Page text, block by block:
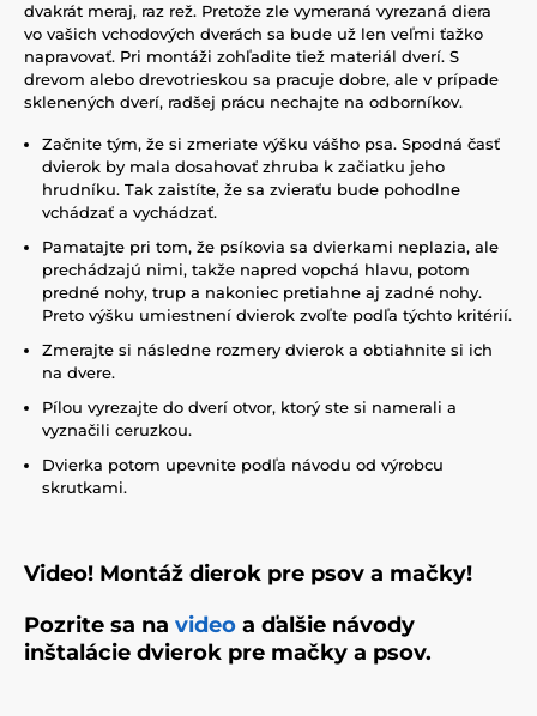
dvakrát meraj, raz rež. Pretože zle vymeraná vyrezaná diera
vo vašich vchodových dverách sa bude už len veľmi ťažko
napravovať. Pri montáži zohľadite tiež materiál dverí. S
drevom alebo drevotrieskou sa pracuje dobre, ale v prípade
sklenených dverí, radšej prácu nechajte na odborníkov.
Začnite tým, že si zmeriate výšku vášho psa. Spodná časť
dvierok by mala dosahovať zhruba k začiatku jeho
hrudníku. Tak zaistíte, že sa zvieraťu bude pohodlne
vchádzať a vychádzať.
Pamatajte pri tom, že psíkovia sa dvierkami neplazia, ale
prechádzajú nimi, takže napred vopchá hlavu, potom
predné nohy, trup a nakoniec pretiahne aj zadné nohy.
Preto výšku umiestnení dvierok zvoľte podľa týchto kritérií.
Zmerajte si následne rozmery dvierok a obtiahnite si ich
na dvere.
Pílou vyrezajte do dverí otvor, ktorý ste si namerali a
vyznačili ceruzkou.
Dvierka potom upevnite podľa návodu od výrobcu
skrutkami.
Video! Montáž dierok pre psov a mačky!
Pozrite sa na video a ďalšie návody
inštalácie dvierok pre mačky a psov.